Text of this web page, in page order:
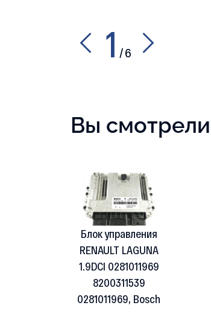
1 /6
Вы смотрели
Блок управления
RENAULT LAGUNA
1.9DCI 0281011969
8200311539
0281011969, Bosch